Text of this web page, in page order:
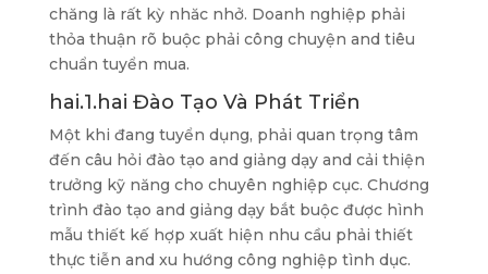
chăng là rất kỳ nhăc nhở. Doanh nghiệp phải
thỏa thuận rõ buộc phải công chuyện and tiêu
chuẩn tuyển mua.
hai.1.hai Đào Tạo Và Phát Triển
Một khi đang tuyển dụng, phải quan trọng tâm
đến câu hỏi đào tạo and giảng dạy and cải thiện
trưởng kỹ năng cho chuyên nghiệp cục. Chương
trình đào tạo and giảng dạy bắt buộc được hình
mẫu thiết kế hợp xuất hiện nhu cầu phải thiết
thực tiễn and xu hướng công nghiệp tình dục.